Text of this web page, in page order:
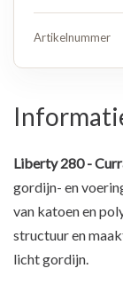
Artikelnummer
Liberty 280 -
gordijn- en
van katoen en
structuur en
licht gordijn.